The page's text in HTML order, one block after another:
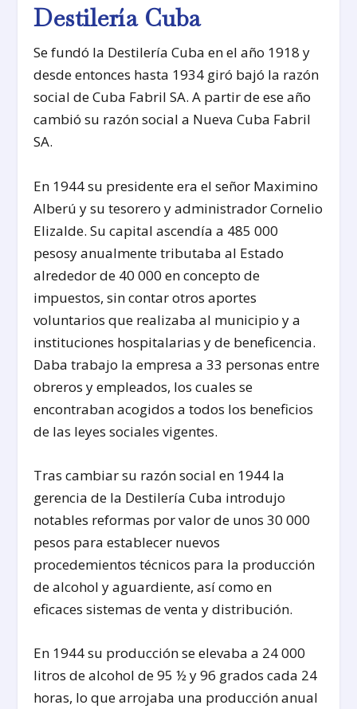
Destilería Cuba
Se fundó la Destilería Cuba en el año 1918 y
desde entonces hasta 1934 giró bajó la razón
social de Cuba Fabril SA. A partir de ese año
cambió su razón social a Nueva Cuba Fabril
SA.
En 1944 su presidente era el señor Maximino
Alberú y su tesorero y administrador Cornelio
Elizalde. Su capital ascendía a 485 000
pesosy anualmente tributaba al Estado
alrededor de 40 000 en concepto de
impuestos, sin contar otros aportes
voluntarios que realizaba al municipio y a
instituciones hospitalarias y de beneficencia.
Daba trabajo la empresa a 33 personas entre
obreros y empleados, los cuales se
encontraban acogidos a todos los beneficios
de las leyes sociales vigentes.
Tras cambiar su razón social en 1944 la
gerencia de la Destilería Cuba introdujo
notables reformas por valor de unos 30 000
pesos para establecer nuevos
procedemientos técnicos para la producción
de alcohol y aguardiente, así como en
eficaces sistemas de venta y distribución.
En 1944 su producción se elevaba a 24 000
litros de alcohol de 95 ½ y 96 grados cada 24
horas, lo que arrojaba una producción anual